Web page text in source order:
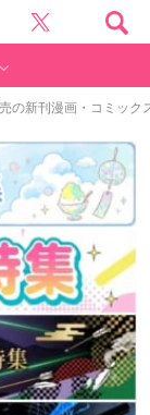
の新刊漫画・コミック